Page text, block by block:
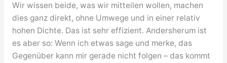
Wir wissen beide, was wir mitteilen wollen, machen
dies ganz direkt, ohne Umwege und in einer relativ
hohen Dichte. Das ist sehr effizient. Andersherum ist
es aber so: Wenn ich etwas sage und merke, das
Gegenüber kann mir gerade nicht folgen – das kommt